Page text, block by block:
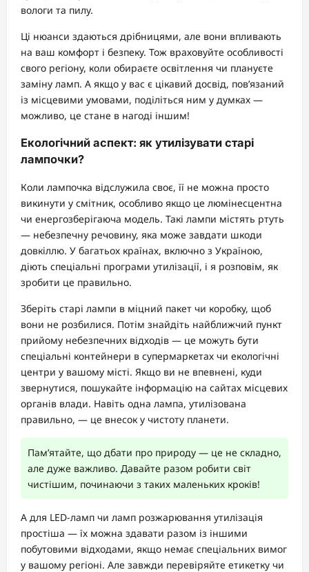
вологи та пилу.
Ці нюанси здаються дрібницями, але вони впливають
на ваш комфорт і безпеку. Тож враховуйте особливості
свого регіону, коли обираєте освітлення чи плануєте
заміну ламп. А якщо у вас є цікавий досвід, пов’язаний
із місцевими умовами, поділіться ним у думках —
можливо, це стане в нагоді іншим!
Екологічний аспект: як утилізувати старі
лампочки?
Коли лампочка відслужила своє, її не можна просто
викинути у смітник, особливо якщо це люмінесцентна
чи енергозберігаюча модель. Такі лампи містять ртуть
— небезпечну речовину, яка може завдати шкоди
довкіллю. У багатьох країнах, включно з Україною,
діють спеціальні програми утилізації, і я розповім, як
зробити це правильно.
Зберіть старі лампи в міцний пакет чи коробку, щоб
вони не розбилися. Потім знайдіть найближчий пункт
прийому небезпечних відходів — це можуть бути
спеціальні контейнери в супермаркетах чи екологічні
центри у вашому місті. Якщо ви не впевнені, куди
звернутися, пошукайте інформацію на сайтах місцевих
органів влади. Навіть одна лампа, утилізована
правильно, — це внесок у чистоту планети.
Пам’ятайте, що дбати про природу — це не складно,
але дуже важливо. Давайте разом робити світ
чистішим, починаючи з таких маленьких кроків!
А для LED-ламп чи ламп розжарювання утилізація
простіша — їх можна здавати разом із іншими
побутовими відходами, якщо немає спеціальних вимог
у вашому регіоні. Але завжди перевіряйте етикетку чи